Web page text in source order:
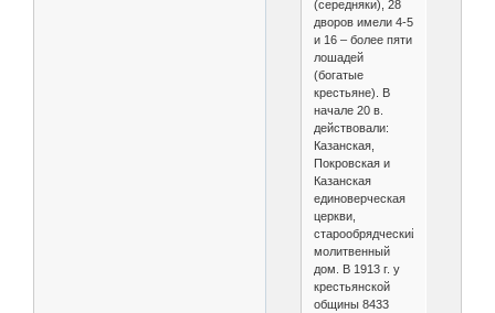
(середняки), 28
дворов имели 4-5
и 16 – более пяти
лошадей
(богатые
крестьяне). В
начале 20 в.
действовали:
Казанская,
Покровская и
Казанская
единоверческая
церкви,
старообрядческий
молитвенный
дом. В 1913 г. у
крестьянской
общины 8433